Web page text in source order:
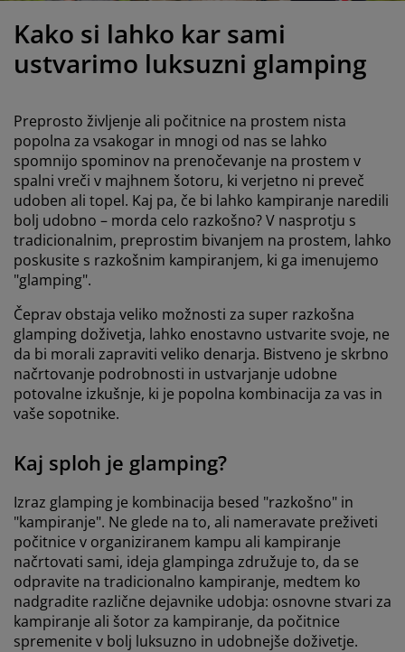
omare
divanske postelje
za otroke
postelje
in zaščita pohištva
svetila
za dom
Kako si lahko kar sami
ustvarimo luksuzni glamping
Preprosto življenje ali počitnice na prostem nista
popolna za vsakogar in mnogi od nas se lahko
spomnijo spominov na prenočevanje na prostem v
spalni vreči v majhnem šotoru, ki verjetno ni preveč
udoben ali topel. Kaj pa, če bi lahko kampiranje naredili
bolj udobno – morda celo razkošno? V nasprotju s
tradicionalnim, preprostim bivanjem na prostem, lahko
poskusite s razkošnim kampiranjem, ki ga imenujemo
"glamping".
Čeprav obstaja veliko možnosti za super razkošna
glamping doživetja, lahko enostavno ustvarite svoje, ne
da bi morali zapraviti veliko denarja. Bistveno je skrbno
načrtovanje podrobnosti in ustvarjanje udobne
potovalne izkušnje, ki je popolna kombinacija za vas in
vaše sopotnike.
Kaj sploh je glamping?
Izraz glamping je kombinacija besed "razkošno" in
"kampiranje". Ne glede na to, ali nameravate preživeti
počitnice v organiziranem kampu ali kampiranje
načrtovati sami, ideja glampinga združuje to, da se
odpravite na tradicionalno kampiranje, medtem ko
nadgradite različne dejavnike udobja: osnovne stvari za
kampiranje ali šotor za kampiranje, da počitnice
spremenite v bolj luksuzno in udobnejše doživetje.